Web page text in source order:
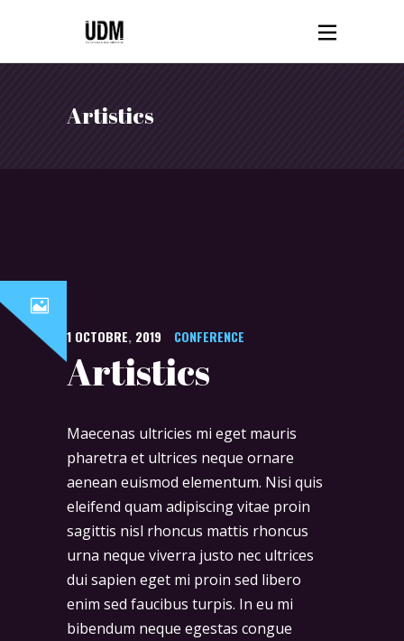
Artistics
1 OCTOBRE, 2019 CONFERENCE
Artistics
Maecenas ultricies mi eget mauris
pharetra et ultrices neque ornare
aenean euismod elementum. Nisi quis
eleifend quam adipiscing vitae proin
sagittis nisl rhoncus mattis rhoncus
urna neque viverra justo nec ultrices
dui sapien eget mi proin sed libero
enim sed faucibus turpis. In eu mi
bibendum neque egestas congue